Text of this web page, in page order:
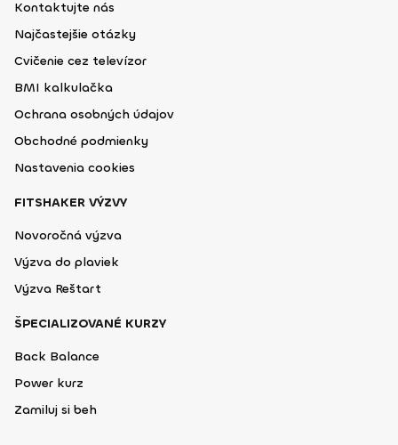
Kontaktujte nás
Najčastejšie otázky
Cvičenie cez televízor
BMI kalkulačka
Ochrana osobných údajov
Obchodné podmienky
Nastavenia cookies
FITSHAKER VÝZVY
Novoročná výzva
Výzva do plaviek
Výzva Reštart
ŠPECIALIZOVANÉ KURZY
Back Balance
Power kurz
Zamiluj si beh